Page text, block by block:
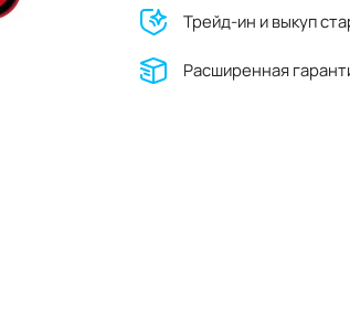
Трейд-ин и выкуп
Расширенная